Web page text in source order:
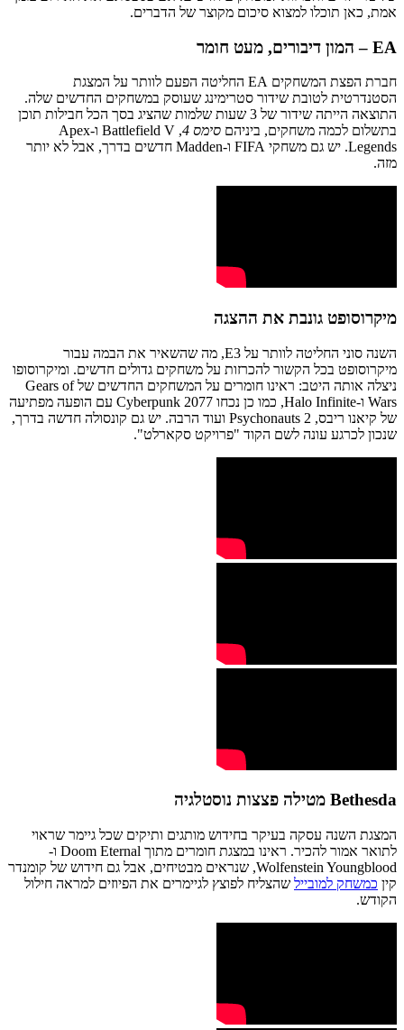
אמת, כאן תוכלו למצוא סיכום מקוצר של הדברים.
EA – המון דיבורים, מעט חומר
חברת הפצת המשחקים EA החליטה הפעם לוותר על המצגת
הסטנדרטית לטובת שידור סטרימינג שעוסק במשחקים החדשים שלה.
התוצאה הייתה שידור של 3 שעות שלמות שהציג בסך הכל חבילות תוכן
בתשלום לכמה משחקים, ביניהם סימס 4
, Battlefield V ו-Apex
Legends. יש גם משחקי FIFA ו-Madden חדשים בדרך, אבל לא יותר
מזה.
מיקרוסופט גונבת את ההצגה
השנה סוני החליטה לוותר על E3, מה שהשאיר את הבמה עבור
מיקרוסופט בכל הקשור להכרזות על משחקים גדולים חדשים. ומיקרוסופו
ניצלה אותה היטב: ראינו חומרים על המשחקים החדשים של Gears of
Wars ו-Halo Infinite, כמו כן נכחו Cyberpunk 2077 עם הופעה מפתיעה
של קיאנו ריבס, Psychonauts 2 ועוד הרבה. יש גם קונסולה חדשה בדרך,
שנכון לכרגע עונה לשם הקוד "פרויקט סקארלט".
Bethesda מטילה פצצות נוסטלגיה
המצגת השנה עסקה בעיקר בחידוש מותגים ותיקים שכל גיימר שראוי
לתואר אמור להכיר. ראינו במצגת חומרים מתוך Doom Eternal ו-
Wolfenstein Youngblood, שנראים מבטיחים, אבל גם חידוש של קומנדר
קין כמשחק למובייל שהצליח לפוצץ לגיימרים את הפיוזים למראה חילול
הקודש.